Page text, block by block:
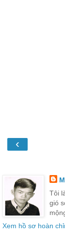
‹
Tôi
gió
Xem hồ sơ hoàn